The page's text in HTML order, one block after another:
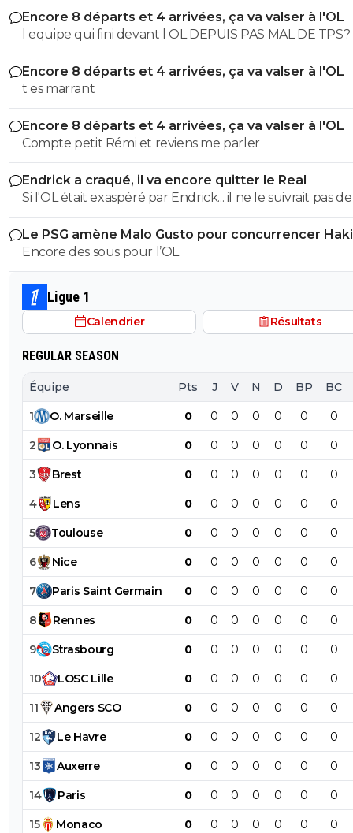
Encore 8 départs et 4 arrivées, ça va valser à l'OL
l equipe qui fini devant l OL DEPUIS PAS MAL DE TPS? lol. t
es tro malin toi
Encore 8 départs et 4 arrivées, ça va valser à l'OL
t es marrant
Encore 8 départs et 4 arrivées, ça va valser à l'OL
Compte petit Rémi et reviens me parler
Endrick a craqué, il va encore quitter le Real
Si l'OL était exaspéré par Endrick... il ne le suivrait pas
près. Bref... Quand l'équipe sera complète... ce sera beaucoup
mieux.
Le PSG amène Malo Gusto pour concurrencer
Encore des sous pour l’OL
Ligue 1
Calendrier Résultats
REGULAR SEASON
Équipe Pts J V N D BP BC
1 O. Marseille 0 0 0 0 0 0 0
2 O. Lyonnais 0 0 0 0 0 0 0
3 Brest 0 0 0 0 0 0 0
4 Lens 0 0 0 0 0 0 0
5 Toulouse 0 0 0 0 0 0 0
6 Nice 0 0 0 0 0 0 0
7 Paris Saint Germain 0 0 0 0 0 0 0
8 Rennes 0 0 0 0 0 0 0
9 Strasbourg 0 0 0 0 0 0 0
10 LOSC Lille 0 0 0 0 0 0 0
11 Angers SCO 0 0 0 0 0 0 0
12 Le Havre 0 0 0 0 0 0 0
13 Auxerre 0 0 0 0 0 0 0
14 Paris 0 0 0 0 0 0 0
15 Monaco 0 0 0 0 0 0 0